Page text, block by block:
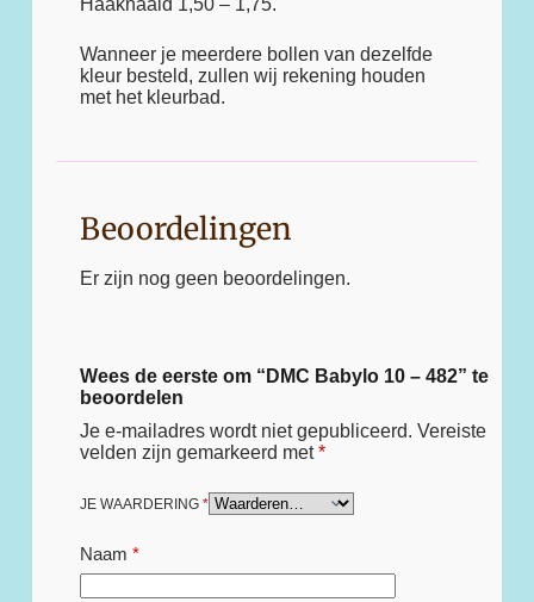
Wanneer je meerdere bollen van dezelfde
kleur besteld, zullen wij rekening houden
met het kleurbad.
Beoordelingen
Er zijn nog geen beoordelingen.
Wees de eerste om “DMC Babylo 10 – 482” te
beoordelen
Je e-mailadres wordt niet gepubliceerd. Vereiste
velden zijn gemarkeerd met*
JE WAARDERING *
Naam *